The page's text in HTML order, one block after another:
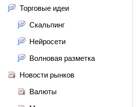
Торговые идеи
Скальпинг
Нейросети
Волновая разметка
Новости рынков
Валюты